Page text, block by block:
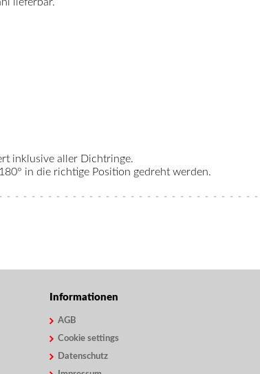
inklusive aller Dichtringe.
in die richtige Position gedreht werden.
Informationen
AGB
Cookie settings
Datenschutz